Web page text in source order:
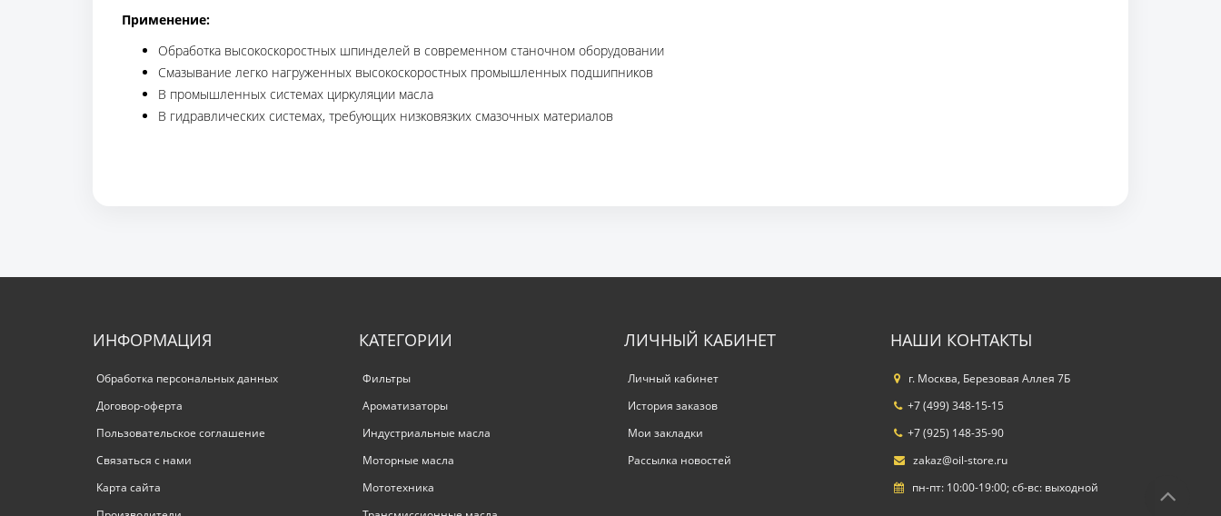
Применение:
Обработка высокоскоростных шпинделей в современном станочном оборудовании
Смазывание легко нагруженных высокоскоростных промышленных подшипников
В промышленных системах циркуляции масла
В гидравлических системах, требующих низковязких смазочных материалов
ИНФОРМАЦИЯ
Обработка персональных данных
Договор-оферта
Пользовательское соглашение
Связаться с нами
Карта сайта
КАТЕГОРИИ
Фильтры
Ароматизаторы
Индустриальные масла
Моторные масла
Мототехника
ЛИЧНЫЙ КАБИНЕТ
Личный кабинет
История заказов
Мои закладки
Рассылка новостей
НАШИ КОНТАКТЫ
г. Москва, Березовая Аллея 7Б
+7 (499) 348-15-15
+7 (925) 148-35-90
zakaz@oil-store.ru
пн-пт: 10:00-19:00; сб-вс: выходной